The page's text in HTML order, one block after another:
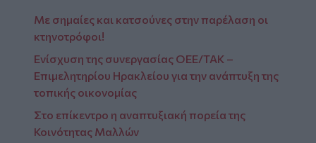
Με σημαίες και κατσούνες στην παρέλαση οι
κτηνοτρόφοι!
Ενίσχυση της συνεργασίας ΟΕΕ/ΤΑΚ –
Επιμελητηρίου Ηρακλείου για την ανάπτυξη της
τοπικής οικονομίας
Στο επίκεντρο η αναπτυξιακή πορεία της
Κοινότητας Μαλλών